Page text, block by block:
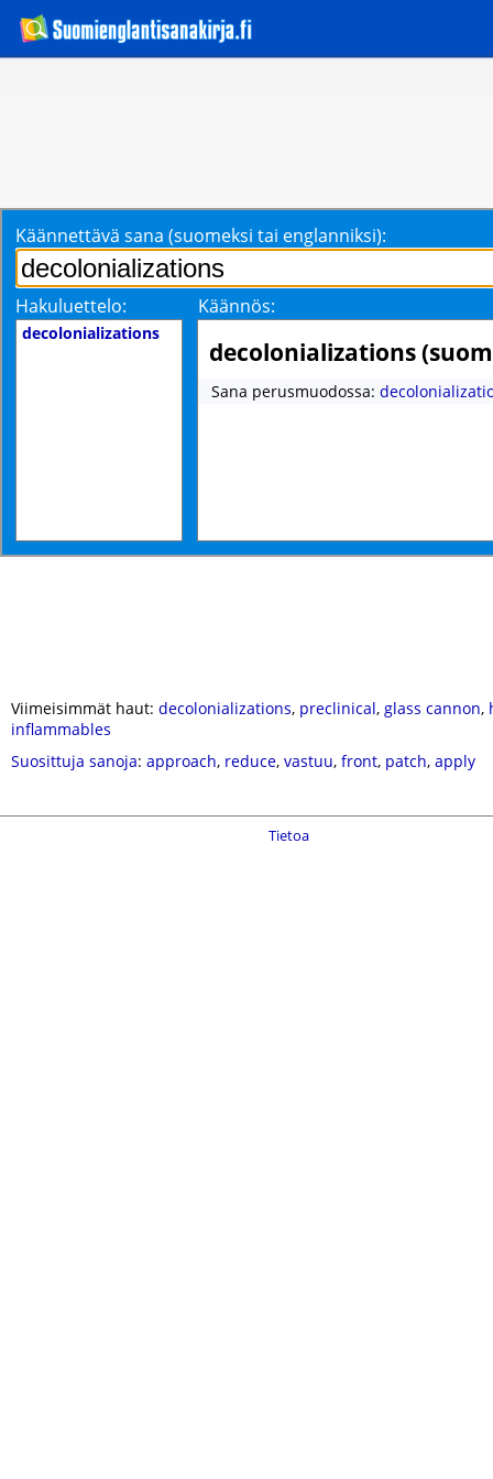
Käännettävä sana (suomeksi tai englanniksi):
Hakuluettelo: Käännös:
decolonializations
decolonializations
Sana perusmuodossa:
Viimeisimmät haut: decolonializations, preclinical, glass cannon,
inflammables
Suosittuja sanoja: approach, reduce, vastuu, front, patch, apply
Tietoa